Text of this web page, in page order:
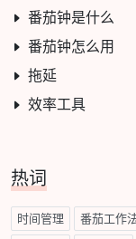
番茄钟是什么
番茄钟怎么用
拖延
效率工具
热词
时间管理 番茄工作